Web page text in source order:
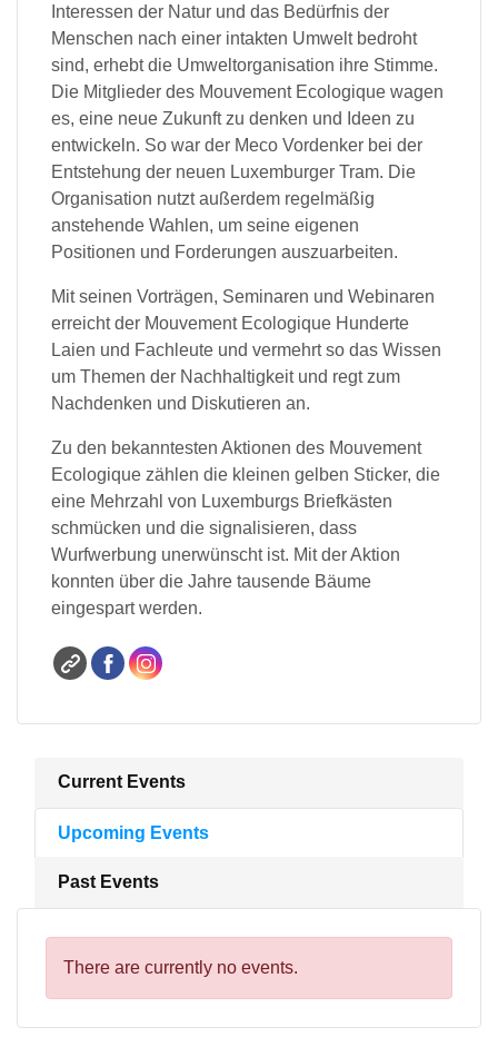
Interessen der Natur und das Bedürfnis der
Menschen nach einer intakten Umwelt bedroht
sind, erhebt die Umweltorganisation ihre Stimme.
Die Mitglieder des Mouvement Ecologique wagen
es, eine neue Zukunft zu denken und Ideen zu
entwickeln. So war der Meco Vordenker bei der
Entstehung der neuen Luxemburger Tram. Die
Organisation nutzt außerdem regelmäßig
anstehende Wahlen, um seine eigenen
Positionen und Forderungen auszuarbeiten.
Mit seinen Vorträgen, Seminaren und Webinaren
erreicht der Mouvement Ecologique Hunderte
Laien und Fachleute und vermehrt so das Wissen
um Themen der Nachhaltigkeit und regt zum
Nachdenken und Diskutieren an.
Zu den bekanntesten Aktionen des Mouvement
Ecologique zählen die kleinen gelben Sticker, die
eine Mehrzahl von Luxemburgs Briefkästen
schmücken und die signalisieren, dass
Wurfwerbung unerwünscht ist. Mit der Aktion
konnten über die Jahre tausende Bäume
eingespart werden.
Current Events
Upcoming Events
Past Events
There are currently no events.